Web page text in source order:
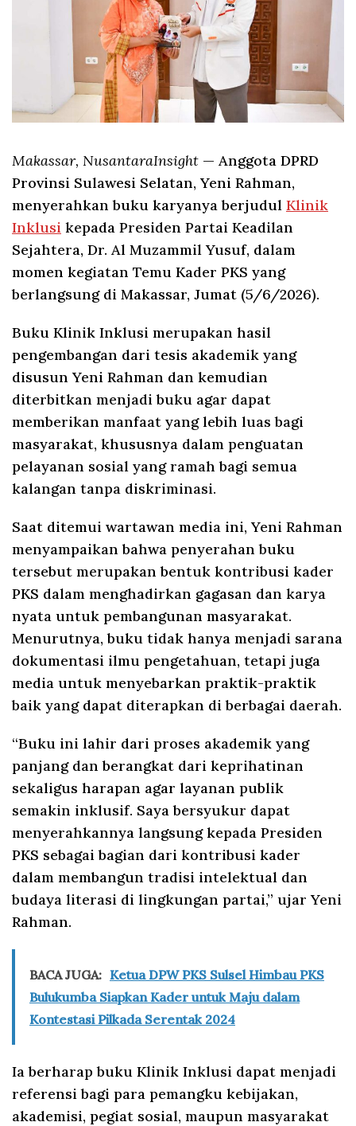
Makassar, NusantaraInsight — Anggota DPRD
Provinsi Sulawesi Selatan, Yeni Rahman,
menyerahkan buku karyanya berjudul Klinik
Inklusi kepada Presiden Partai Keadilan
Sejahtera, Dr. Al Muzammil Yusuf, dalam
momen kegiatan Temu Kader PKS yang
berlangsung di Makassar, Jumat (5/6/2026).
Buku Klinik Inklusi merupakan hasil
pengembangan dari tesis akademik yang
disusun Yeni Rahman dan kemudian
diterbitkan menjadi buku agar dapat
memberikan manfaat yang lebih luas bagi
masyarakat, khususnya dalam penguatan
pelayanan sosial yang ramah bagi semua
kalangan tanpa diskriminasi.
Saat ditemui wartawan media ini, Yeni Rahman
menyampaikan bahwa penyerahan buku
tersebut merupakan bentuk kontribusi kader
PKS dalam menghadirkan gagasan dan karya
nyata untuk pembangunan masyarakat.
Menurutnya, buku tidak hanya menjadi sarana
dokumentasi ilmu pengetahuan, tetapi juga
media untuk menyebarkan praktik-praktik
baik yang dapat diterapkan di berbagai daerah.
“Buku ini lahir dari proses akademik yang
panjang dan berangkat dari keprihatinan
sekaligus harapan agar layanan publik
semakin inklusif. Saya bersyukur dapat
menyerahkannya langsung kepada Presiden
PKS sebagai bagian dari kontribusi kader
dalam membangun tradisi intelektual dan
budaya literasi di lingkungan partai,” ujar Yeni
Rahman.
BACA JUGA: Ketua DPW PKS Sulsel Himbau PKS
Bulukumba Siapkan Kader untuk Maju dalam
Kontestasi Pilkada Serentak 2024
Ia berharap buku Klinik Inklusi dapat menjadi
referensi bagi para pemangku kebijakan,
akademisi, pegiat sosial, maupun masyarakat